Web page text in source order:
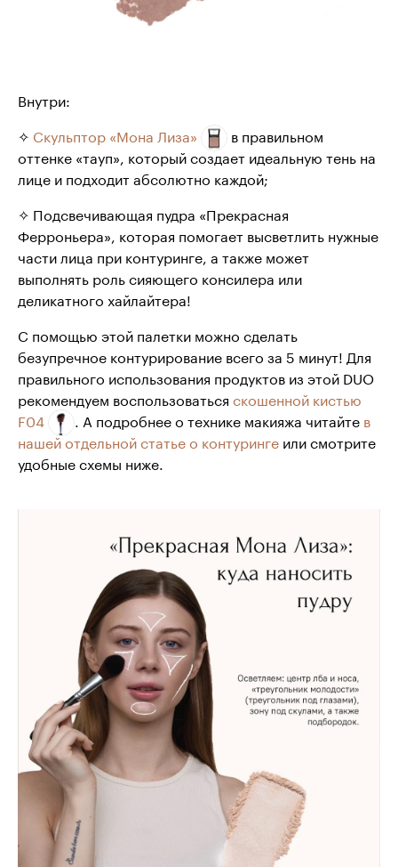
Внутри:
✧ Скульптор «Мона Лиза»
в правильном
оттенке «тауп», который создает идеальную тень на
лице и подходит абсолютно каждой;
✧ Подсвечивающая пудра «Прекрасная
Ферроньера», которая помогает высветлить нужные
части лица при контуринге, а также может
выполнять роль сияющего консилера или
деликатного хайлайтера!
С помощью этой палетки можно сделать
безупречное контурирование всего за 5 минут! Для
правильного использования продуктов из этой DUO
рекомендуем воспользоваться скошенной кистью
F04
. А подробнее о технике макияжа читайте в
нашей отдельной статье о контуринге или смотрите
удобные схемы ниже.